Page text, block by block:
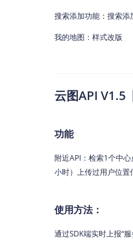
搜索添加功能：搜索
我的地图：样式改版
云图API V1.5
功能
附近API：检索1个中
小时）上传过用户位
使用方法：
通过SDK端实时上报“